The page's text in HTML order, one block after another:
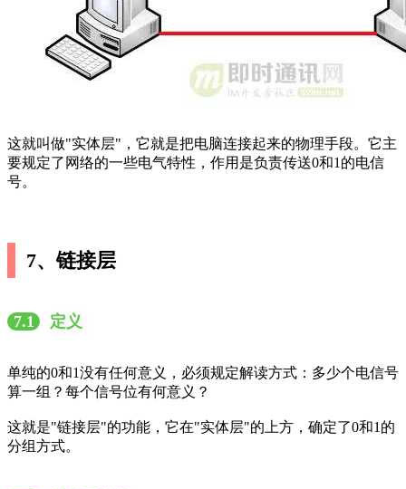
这就叫做"实体层"，它就是把电脑连接起来的物理手段。它主
要规定了网络的一些电气特性，作用是负责传送0和1的电信
号。
7、链接层
7.1 定义
单纯的0和1没有任何意义，必须规定解读方式：多少个电信号
算一组？每个信号位有何意义？
这就是"链接层"的功能，它在"实体层"的上方，确定了0和1的
分组方式。